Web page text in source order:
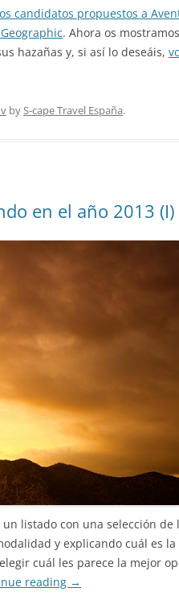
candidatos propuestos a
. Ahora os
hazañas y, si así lo deseáis,
byS-cape Travel España.
en el año 2013 (I)
listado con una selección de
y explicando cuál es la
cuál les parece la mejor
reading →